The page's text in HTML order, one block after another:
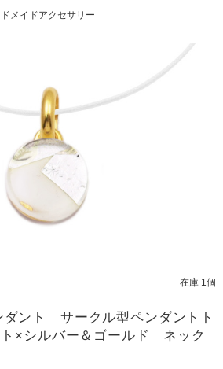
メイドアクセサリー
在庫 1個
ダント サークル型ペンダントト
×シルバー＆ゴールド ネック